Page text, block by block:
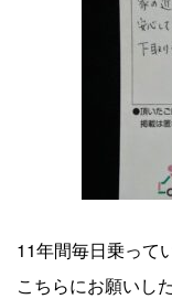
11年間毎日乗って
こちらにお願いし
【 (株) ジェイカー
タプリウスの車買取事
【 (株) ジェイカー
BMW3シリーズの車